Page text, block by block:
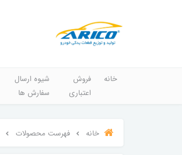
خانه
فروش
اعتباری
شیوه ارسال
سفارش ها
خانه فهرست محصولات